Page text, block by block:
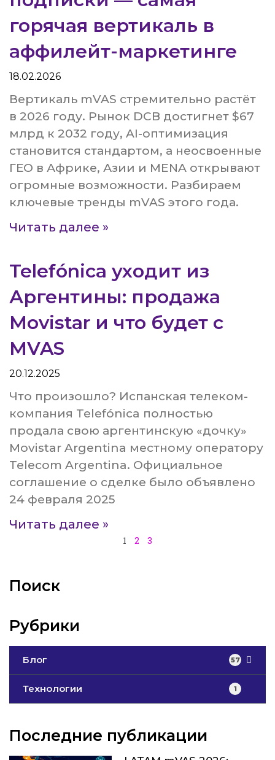
горячая вертикаль в
аффилейт-маркетинге
18.02.2026
Вертикаль mVAS стремительно растёт
в 2026 году. Рынок DCB достигнет $67
млрд к 2032 году, AI-оптимизация
становится стандартом, а неосвоенные
ГЕО в Африке, Азии и MENA открывают
огромные возможности. Разбираем
ключевые тренды mVAS этого года.
Читать далее »
Telefónica уходит из
Аргентины: продажа
Movistar и что будет с
MVAS
20.12.2025
Что произошло? Испанская телеком-
компания Telefónica полностью
продала свою аргентинскую «дочку»
Movistar Argentina местному оператору
Telecom Argentina. Официальное
соглашение о сделке было объявлено
24 февраля 2025
Читать далее »
1 2 3
Поиск
Рубрики
Блог 57
Технологии 1
Последние публикации